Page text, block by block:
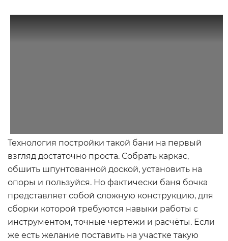
Технология постройки такой бани на первый
взгляд достаточно проста. Собрать каркас,
обшить шпунтованной доской, установить на
опоры и пользуйся. Но фактически баня бочка
представляет собой сложную конструкцию, для
сборки которой требуются навыки работы с
инструментом, точные чертежи и расчёты. Если
же есть желание поставить на участке такую